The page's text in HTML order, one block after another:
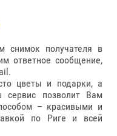
получателя в
ответное сообщение,
цветы и подарки, а
сервис позволит Вам
– красивыми и
по Риге и всей